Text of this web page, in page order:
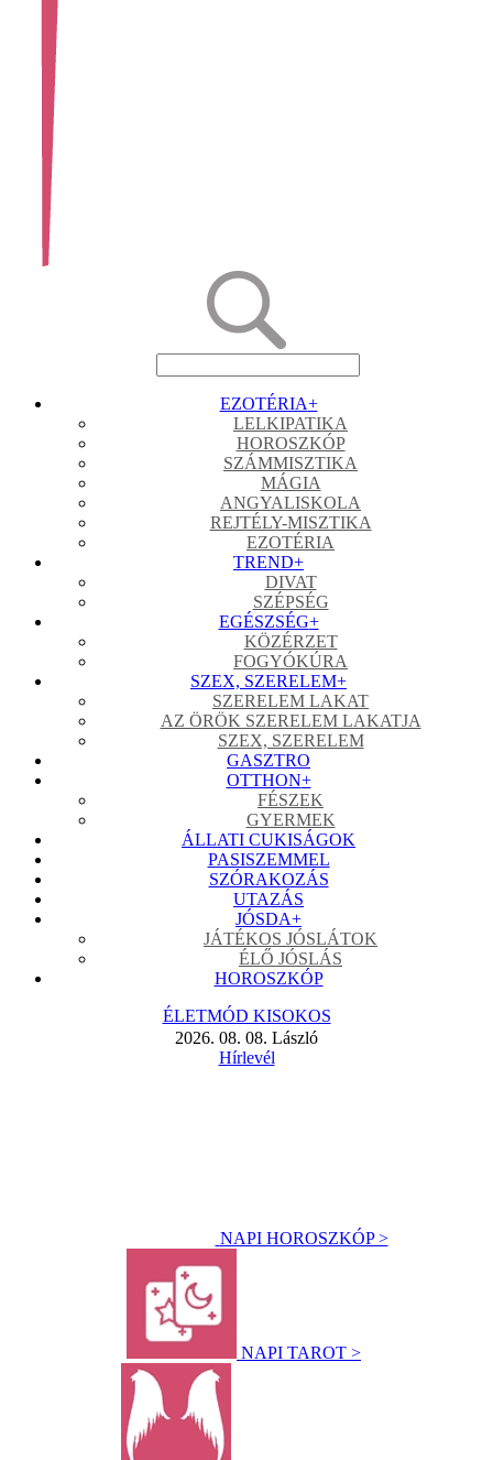
EZOTÉRIA+
LELKIPATIKA
HOROSZKÓP
SZÁMMISZTIKA
MÁGIA
ANGYALISKOLA
REJTÉLY-MISZTIKA
EZOTÉRIA
TREND+
DIVAT
SZÉPSÉG
EGÉSZSÉG+
KÖZÉRZET
FOGYÓKÚRA
SZEX, SZERELEM+
SZERELEM LAKAT
AZ ÖRÖK SZERELEM LAKATJA
SZEX, SZERELEM
GASZTRO
OTTHON+
FÉSZEK
GYERMEK
ÁLLATI CUKISÁGOK
PASISZEMMEL
SZÓRAKOZÁS
UTAZÁS
JÓSDA+
JÁTÉKOS JÓSLÁTOK
ÉLŐ JÓSLÁS
HOROSZKÓP
ÉLETMÓD KISOKOS
2026. 08. 08. László
Hírlevél
NAPI HOROSZKÓP >
NAPI TAROT >